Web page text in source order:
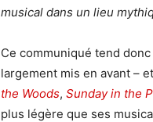
musical dans un lieu
Ce communiqué tend
largement mis en avant –
the Woods, Sunday in the
plus légère que ses